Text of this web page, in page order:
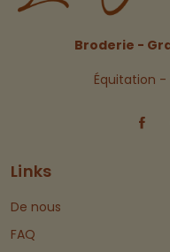
Broderie -
Équitation
Links
De nous
FAQ